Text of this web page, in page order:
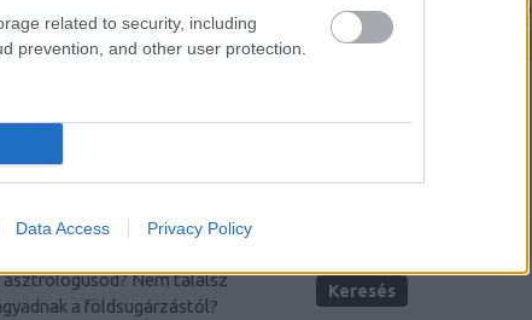
related to security, including
prevention, and other user protection.
Data Access Privacy Policy
KÖVETKEZŐ
MINKET!
Nem találsz
a földsugárzástól?
KERESÉS